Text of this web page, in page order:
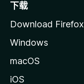
下载
Download Firefox
Windows
macOS
iOS